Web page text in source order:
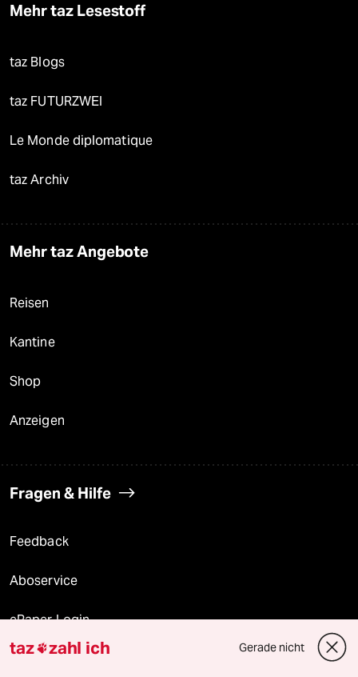
Mehr taz Lesestoff
taz Blogs
taz FUTURZWEI
Le Monde diplomatique
taz Archiv
Mehr taz Angebote
Reisen
Kantine
Shop
Anzeigen
Fragen & Hilfe
Feedback
Aboservice
ePaper Login
Downloads für Abonnierende
taz zahl ich Gerade nicht